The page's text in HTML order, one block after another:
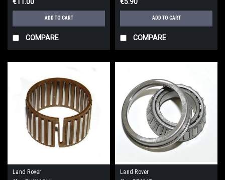
ADD TO CART
COMPARE
ADD TO CART
COMPARE
Land Rover
Land Rover